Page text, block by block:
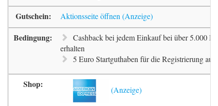
Aktionsseite öffnen
Cashback bei jedem Einkauf bei über 5.000
erhalten
5 Euro Startguthaben für die Registrierung